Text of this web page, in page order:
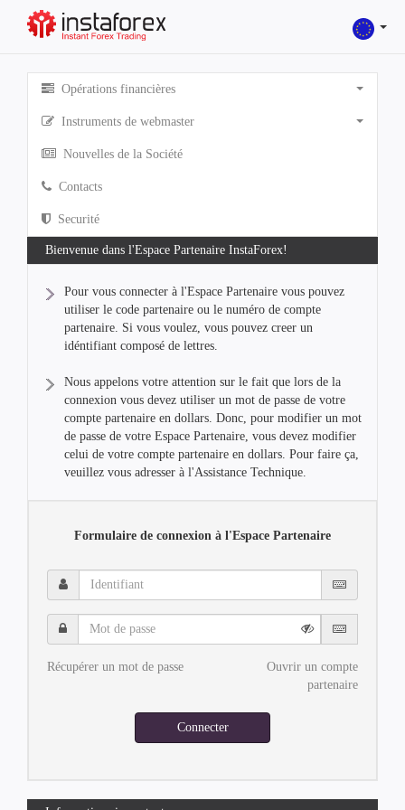
Opérations financières
Instruments de webmaster
Nouvelles de la Société
Contacts
Securité
Bienvenue dans l'Espace Partenaire InstaForex!
Pour vous connecter à l'Espace Partenaire vous pouvez
utiliser le code partenaire ou le numéro de compte
partenaire. Si vous voulez, vous pouvez creer un
idéntifiant composé de lettres.
Nous appelons votre attention sur le fait que lors de la
connexion vous devez utiliser un mot de passe de votre
compte partenaire en dollars. Donc, pour modifier un mot
de passe de votre Espace Partenaire, vous devez modifier
celui de votre compte partenaire en dollars. Pour faire ça,
veuillez vous adresser à l'Assistance Technique.
Formulaire de connexion à l'Espace Partenaire
Identifiant
Mot
de
Récupérer un mot de passe
Ouvrir un compte
partenaire
Connecter